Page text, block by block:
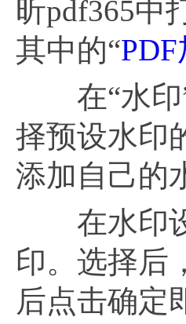
昕pdf365中
其中的“
在“水印”
择预设水印
添加自己的
在水印设
印。选择后
后点击确定